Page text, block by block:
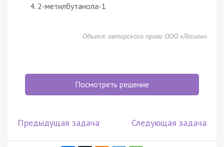
2-метилбутанола-1
Объект авторского права ООО «Легион»
Посмотреть решение
Предыдущая задача Следующая задача